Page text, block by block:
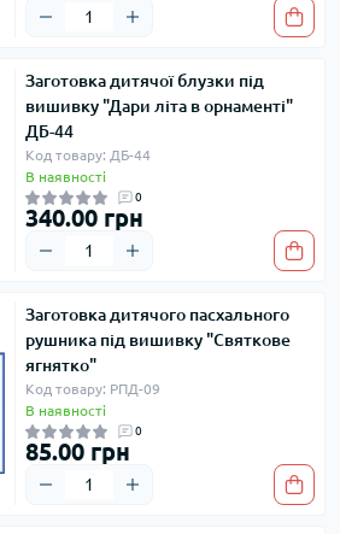
Заготовка дитячої блузки під
вишивку "Дари літа в орнаменті"
ДБ-44
Код товару: ДБ-44
В наявності
0
340.00 грн
Заготовка дитячого пасхального
рушника під вишивку "Святкове
ягнятко"
Код товару: РПД-09
В наявності
0
85.00 грн